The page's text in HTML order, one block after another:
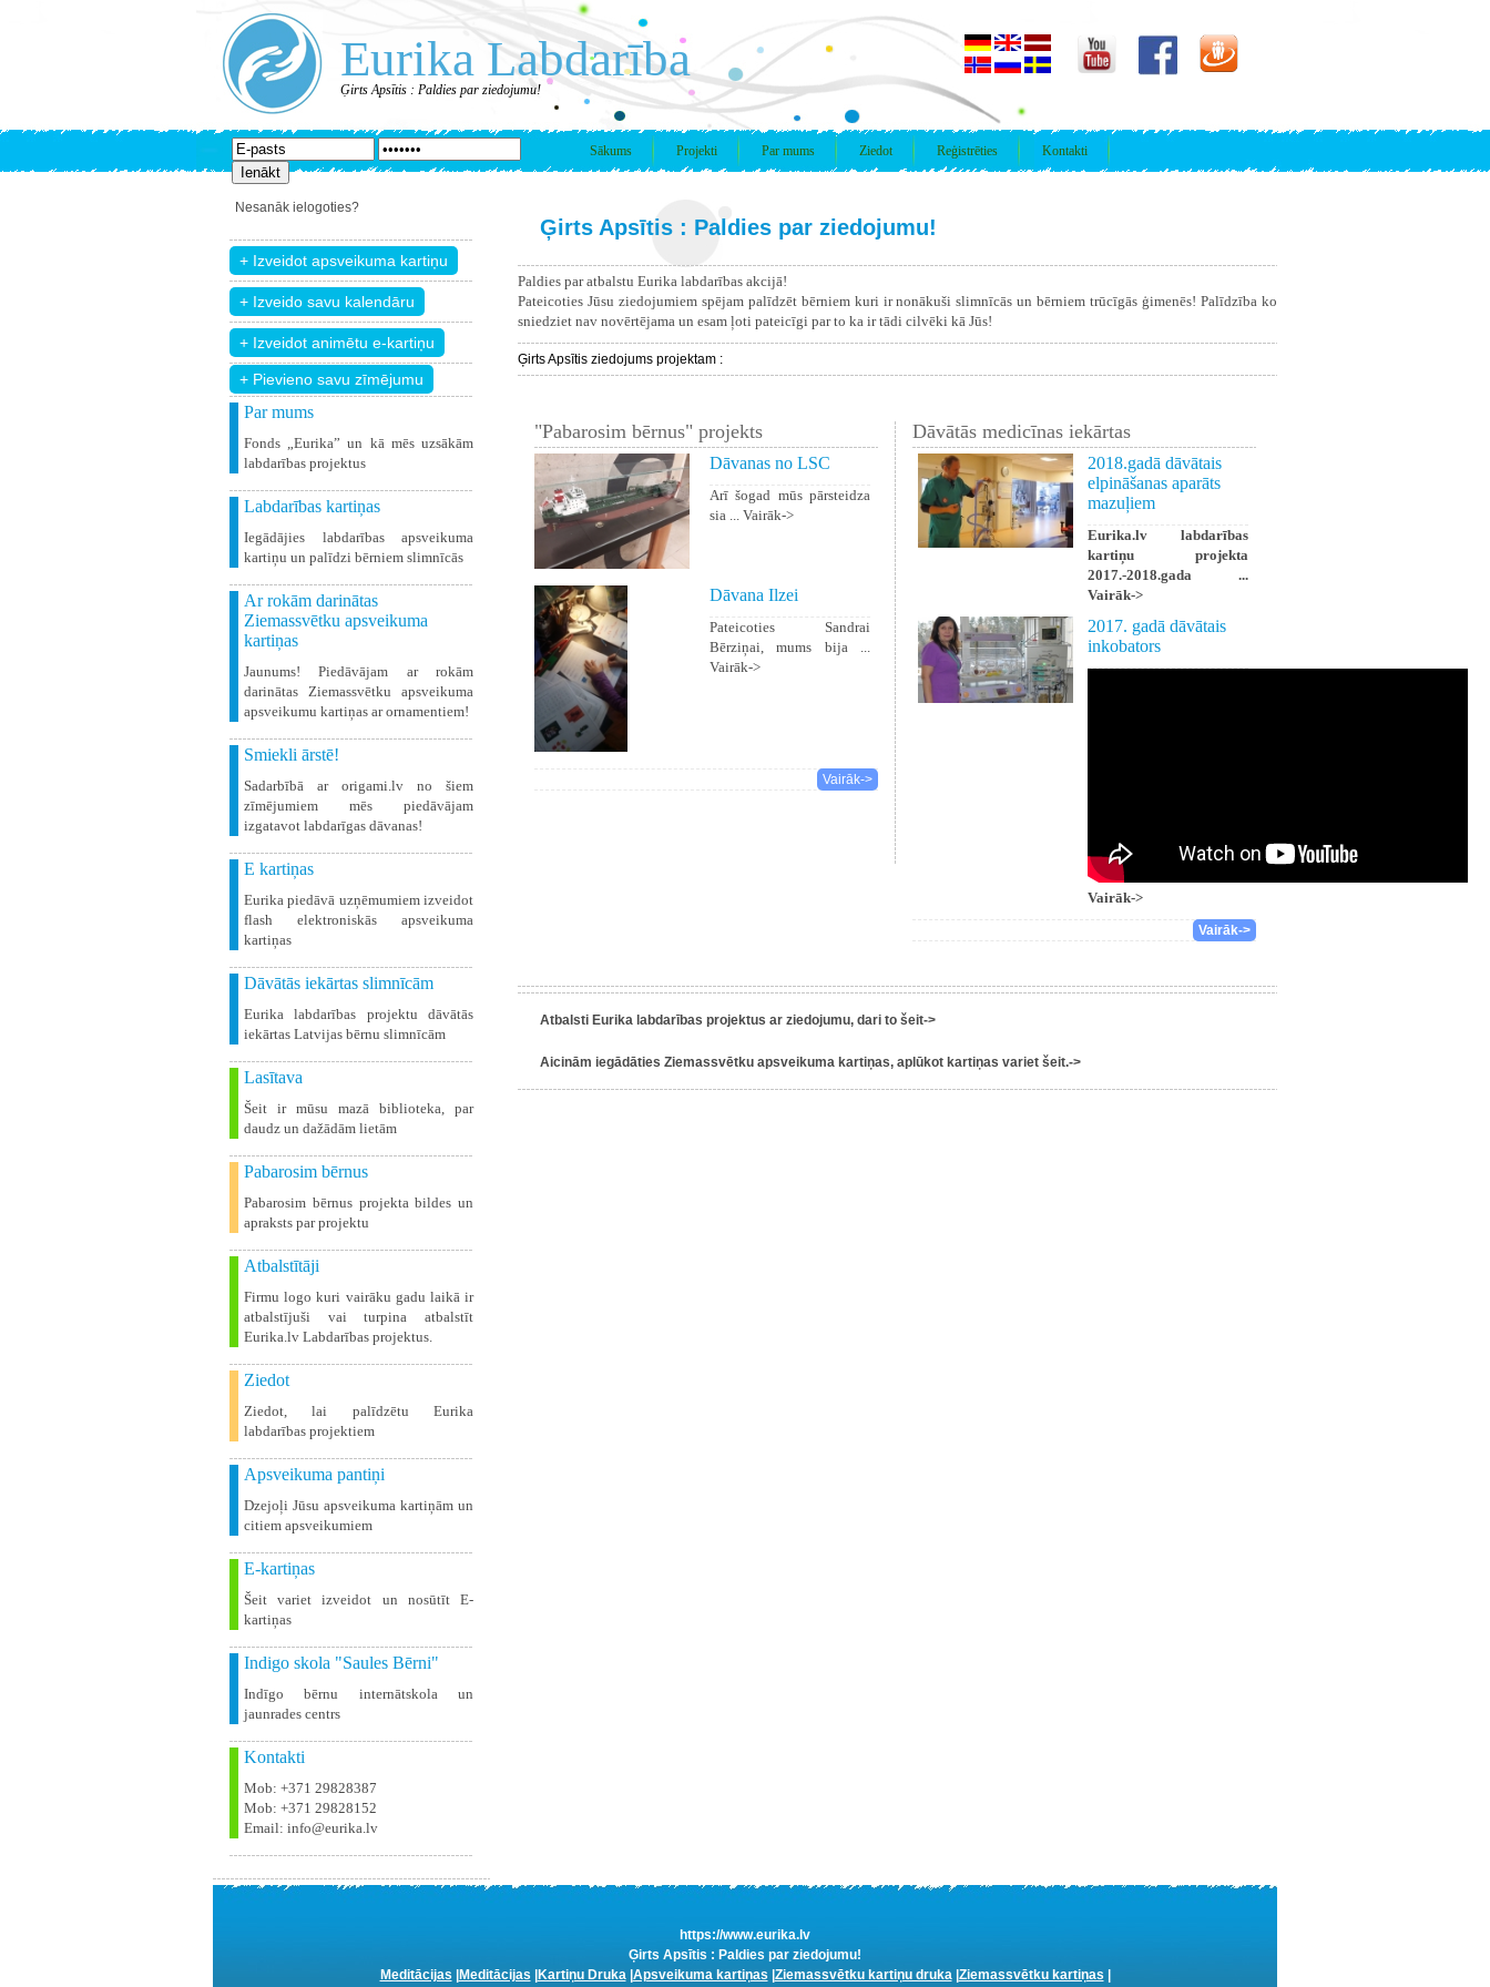
Eurika Labdarība
Ģirts Apsītis : Paldies par ziedojumu!
Sākums Projekti Par mums Ziedot Reģistrēties Kontakti
Nesanāk ielogoties?
+ Pievieno savu zīmējumu
Par mums
Fonds „Eurika” un kā mēs uzsākām
labdarības projektus
Labdarības kartiņas
Iegādājies labdarības apsveikuma
kartiņu un palīdzi bērniem slimnīcās
Ar rokām darinātas
Ziemassvētku apsveikuma
kartiņas
Jaunums! Piedāvājam ar rokām
darinātas Ziemassvētku apsveikuma
apsveikumu kartiņas ar ornamentiem!
Smiekli ārstē!
Sadarbībā ar origami.lv no šiem
zīmējumiem mēs piedāvājam
izgatavot labdarīgas dāvanas!
E kartiņas
Eurika piedāvā uzņēmumiem izveidot
flash elektroniskās apsveikuma
kartiņas
Dāvātās iekārtas slimnīcām
Eurika labdarības projektu dāvātās
iekārtas Latvijas bērnu slimnīcām
Lasītava
Šeit ir mūsu mazā biblioteka, par
daudz un dažādām lietām
Pabarosim bērnus
Pabarosim bērnus projekta bildes un
apraksts par projektu
Atbalstītāji
Firmu logo kuri vairāku gadu laikā ir
atbalstījuši vai turpina atbalstīt
Eurika.lv Labdarības projektus.
Ziedot
Ziedot, lai palīdzētu Eurika
labdarības projektiem
Apsveikuma pantiņi
Dzejoļi Jūsu apsveikuma kartiņām un
citiem apsveikumiem
E-kartiņas
Šeit variet izveidot un nosūtīt E-
kartiņas
Indigo skola "Saules Bērni"
Indīgo bērnu internātskola un
jaunrades centrs
Kontakti
Mob: +371 29828387
Mob: +371 29828152
Email: info@eurika.lv
Ģirts Apsītis : Paldies par ziedojumu!
Paldies par atbalstu Eurika labdarības akcijā!
Pateicoties Jūsu ziedojumiem spējam palīdzēt bērniem kuri ir nonākuši slimnīcās un bērniem trūcīgās ģimenēs! Palīdzība ko
sniedziet nav novērtējama un esam ļoti pateicīgi par to ka ir tādi cilvēki kā Jūs!
Ģirts Apsītis ziedojums projektam :
"Pabarosim bērnus" projekts
Dāvanas no LSC
Arī šogad mūs pārsteidza
sia ... Vairāk->
Dāvana Ilzei
Pateicoties Sandrai
Bērziņai, mums bija ...
Vairāk->
Vairāk->
Dāvātās medicīnas iekārtas
2018.gadā dāvātais
elpināšanas aparāts
mazuļiem
Eurika.lv labdarības
kartiņu projekta
2017.-2018.gada ...
Vairāk->
2017. gadā dāvātais
inkobators
Vairāk->
Vairāk->
Atbalsti Eurika labdarības projektus ar ziedojumu, dari to šeit->
Aicinām iegādāties Ziemassvētku apsveikuma kartiņas, aplūkot kartiņas variet šeit.->
https://www.eurika.lv
Ģirts Apsītis : Paldies par ziedojumu!
Meditācijas
Meditācijas Kartiņu Druka| Apsveikuma kartiņas Ziemassvētku kartiņu druka| Ziemassvētku kartiņas